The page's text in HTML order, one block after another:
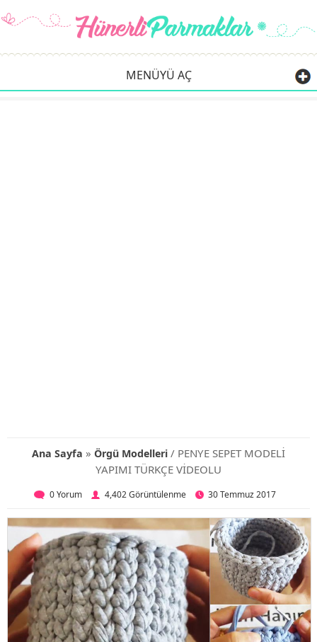
MENÜYÜ AÇ
Ana Sayfa » Örgü Modelleri / PENYE SEPET MODELİ
YAPIMI TÜRKÇE VİDEOLU
0 Yorum 4,402 Görüntülenme 30 Temmuz 2017